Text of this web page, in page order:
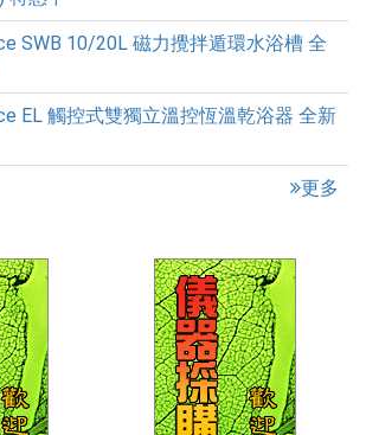
SWB 10/20L 磁力攪拌遁環水浴槽 全
EL 觸控式雙獨立溫控恆溫乾浴器 全新
更多